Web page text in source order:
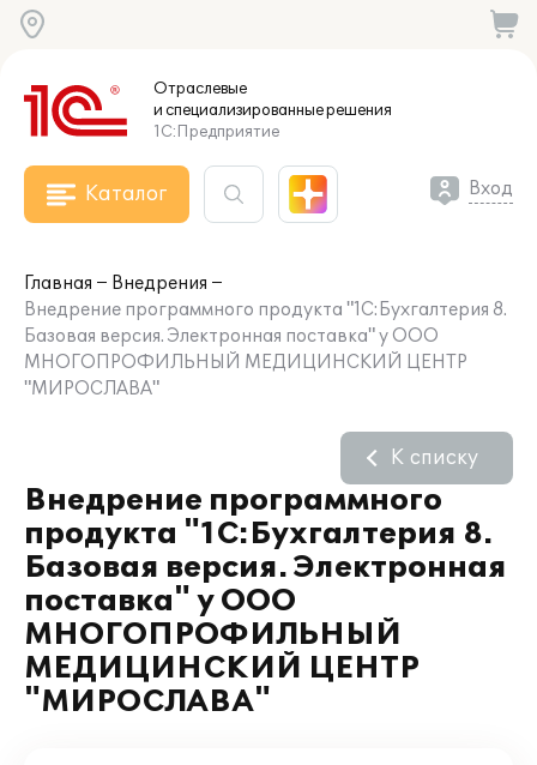
Отраслевые
и специализированныерешения
1С:Предприятие
Каталог Вход
Главная
Внедрения
Внедрение программного продукта "1С:Бухгалтерия 8.
Базовая версия. Электронная поставка" у ООО
МНОГОПРОФИЛЬНЫЙ МЕДИЦИНСКИЙ ЦЕНТР
"МИРОСЛАВА"
Внедрение программного
продукта "1С:Бухгалтерия 8.
Базовая версия. Электронная
поставка" у ООО
МНОГОПРОФИЛЬНЫЙ
МЕДИЦИНСКИЙ ЦЕНТР
"МИРОСЛАВА"
К списку